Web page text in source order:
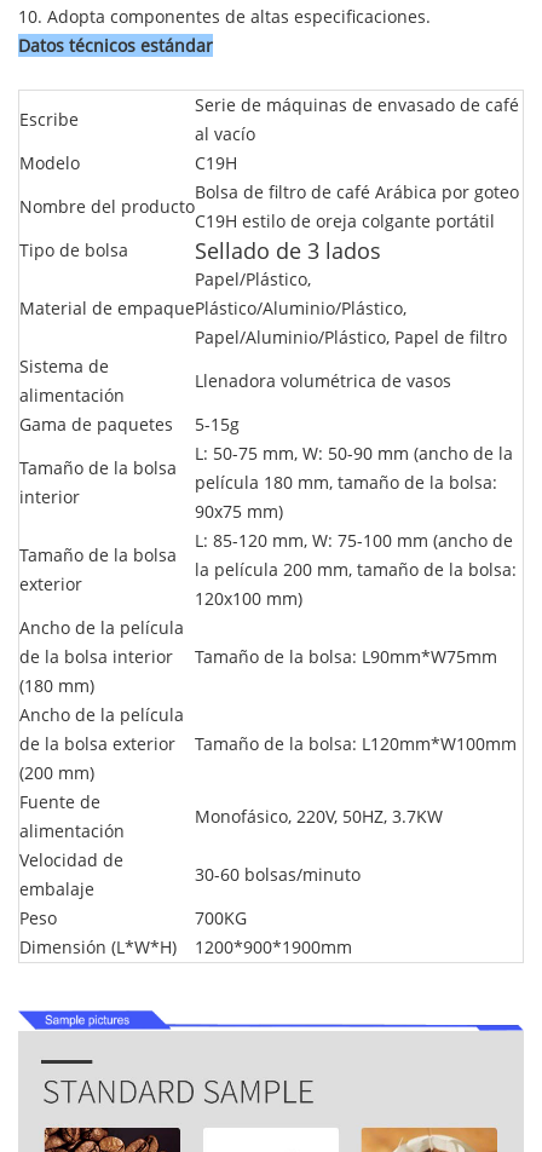
10. Adopta componentes de altas especificaciones.
Datos técnicos estándar
Escribe
Serie de máquinas de envasado de café
al vacío
Modelo
C19H
Nombre del producto
Bolsa de filtro de café Arábica por goteo
C19H estilo de oreja colgante portátil
Tipo de bolsa
Sellado de 3 lados
Material de empaque
Papel/Plástico,
Plástico/Aluminio/Plástico,
Papel/Aluminio/Plástico, Papel de filtro
Sistema de
alimentación
Llenadora volumétrica de vasos
Gama de paquetes
5-15g
Tamaño de la bolsa
interior
L: 50-75 mm, W: 50-90 mm (ancho de la
película 180 mm, tamaño de la bolsa:
90x75 mm)
Tamaño de la bolsa
exterior
L: 85-120 mm, W: 75-100 mm (ancho de
la película 200 mm, tamaño de la bolsa:
120x100 mm)
Ancho de la película
de la bolsa interior
(180 mm)
Tamaño de la bolsa: L90mm*W75mm
Ancho de la película
de la bolsa exterior
(200 mm)
Tamaño de la bolsa: L120mm*W100mm
Fuente de
alimentación
Monofásico, 220V, 50HZ, 3.7KW
Velocidad de
embalaje
30-60 bolsas/minuto
Peso
700KG
Dimensión (L*W*H)
1200*900*1900mm